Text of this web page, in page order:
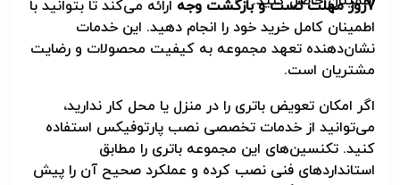
۷روز مهلت تست و بازگشت وجه ارائه می‌کند تا بتوانید با
اطمینان کامل خرید خود را انجام دهید. این خدمات
نشان‌دهنده تعهد مجموعه به کیفیت محصولات و رضایت
مشتریان است.
اگر امکان تعویض باتری را در منزل یا محل کار ندارید،
می‌توانید از خدمات تخصصی نصب پارتوفیکس استفاده
کنید. تکنسین‌های این مجموعه باتری را مطابق
استانداردهای فنی نصب کرده و عملکرد صحیح آن را پیش